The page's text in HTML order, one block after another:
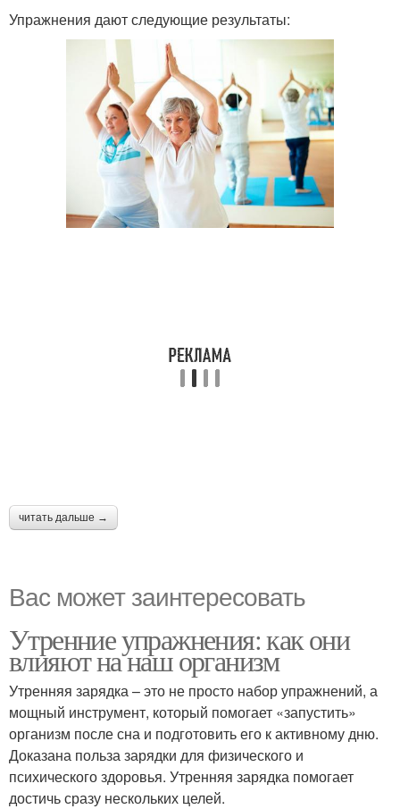
Упражнения дают следующие результаты:
читать дальше →
Вас может заинтересовать
Утренние упражнения: как они
влияют на наш организм
Утренняя зарядка – это не просто набор упражнений, а
мощный инструмент, который помогает «запустить»
организм после сна и подготовить его к активному дню.
Доказана польза зарядки для физического и
психического здоровья. Утренняя зарядка помогает
достичь сразу нескольких целей.